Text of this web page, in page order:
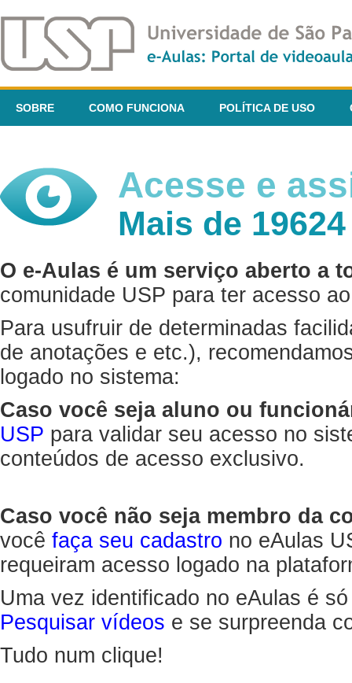
SOBRE COMO FUNCIONA POLÍTICA DE USO
Acesse e
Mais de
O e-Aulas é um serviço aberto a
comunidade USP para ter acesso
Para usufruir de determinadas
de anotações e etc.),
logado no sistema:
Caso você seja aluno ou
USP para validar seu acesso no
conteúdos de acesso exclusivo.
Caso você não seja membro da
você faça seu cadastro no eAulas
requeiram acesso logado na
Uma vez identificado no eAulas é
Pesquisar vídeos e se surpreenda
Tudo num clique!